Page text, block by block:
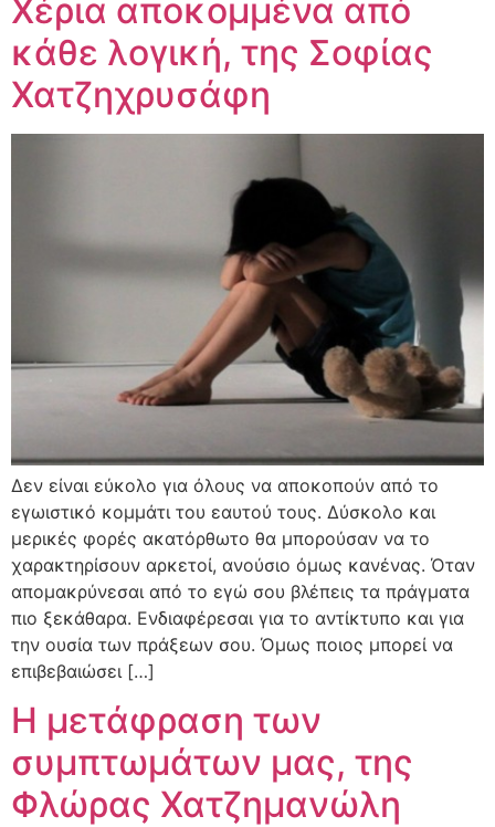
Χέρια αποκομμένα από
κάθε λογική, της Σοφίας
Χατζηχρυσάφη
Δεν είναι εύκολο για όλους να αποκοπούν από το
εγωιστικό κομμάτι του εαυτού τους. Δύσκολο και
μερικές φορές ακατόρθωτο θα μπορούσαν να το
χαρακτηρίσουν αρκετοί, ανούσιο όμως κανένας. Όταν
απομακρύνεσαι από το εγώ σου βλέπεις τα πράγματα
πιο ξεκάθαρα. Ενδιαφέρεσαι για το αντίκτυπο και για
την ουσία των πράξεων σου. Όμως ποιος μπορεί να
επιβεβαιώσει […]
Η μετάφραση των
συμπτωμάτων μας, της
Φλώρας Χατζημανώλη